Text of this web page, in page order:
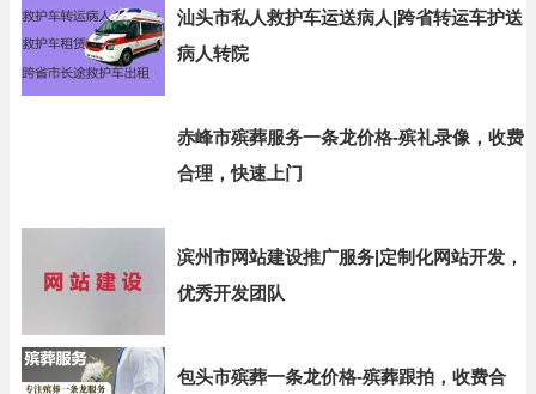
汕头市私人救护车运送病人|跨省转运车护送
病人转院
赤峰市殡葬服务一条龙价格-殡礼录像，收费
合理，快速上门
滨州市网站建设推广服务|定制化网站开发，
优秀开发团队
包头市殡葬一条龙价格-殡葬跟拍，收费合